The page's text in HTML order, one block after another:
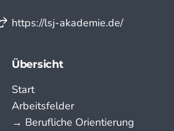
https://lsj-akademie.de/
Übersicht
Start
Arbeitsfelder
→ Berufliche Orientierung